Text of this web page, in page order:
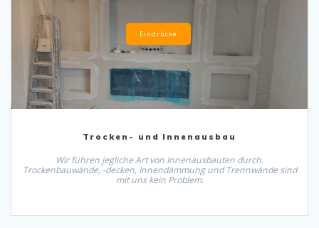
Eindrücke
Trocken- und Innenausbau
Wir führen jegliche Art von Innenausbauten durch.
Trockenbauwände, -decken, Innendämmung und Trennwände sind
mit uns kein Problem.